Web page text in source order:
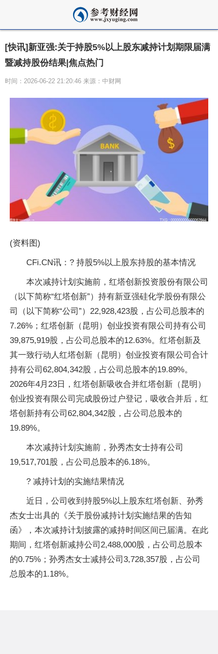
[快讯]新亚强:关于持股5%以上股东减持计划期限届满
暨减持股份结果|焦点热门
时间：2026-06-22 21:20:46 来源：中财网
(资料图)
CFi.CN讯：? 持股5%以上股东持股的基本情况
本次减持计划实施前，红塔创新投资股份有限公司
（以下简称“红塔创新”）持有新亚强硅化学股份有限公
司（以下简称“公司”）22,928,423股，占公司总股本的
7.26%；红塔创新（昆明）创业投资有限公司持有公司
39,875,919股，占公司总股本的12.63%。红塔创新及
其一致行动人红塔创新（昆明）创业投资有限公司合计
持有公司62,804,342股，占公司总股本的19.89%。
2026年4月23日，红塔创新吸收合并红塔创新（昆明）
创业投资有限公司完成股份过户登记，吸收合并后，红
塔创新持有公司62,804,342股，占公司总股本的
19.89%。
本次减持计划实施前，孙秀杰女士持有公司
19,517,701股，占公司总股本的6.18%。
? 减持计划的实施结果情况
近日，公司收到持股5%以上股东红塔创新、孙秀
杰女士出具的《关于股份减持计划实施结果的告知
函》，本次减持计划披露的减持时间区间已届满。在此
期间，红塔创新减持公司2,488,000股，占公司总股本
的0.75%；孙秀杰女士减持公司3,728,357股，占公司
总股本的1.18%。